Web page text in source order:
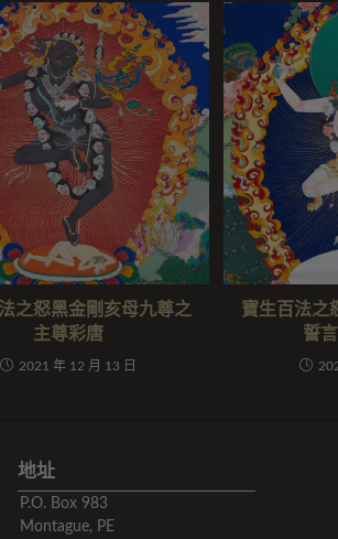
之怒黑金剛亥母九尊之
主尊彩唐
2021 年 12 月 13 日
寶生百法之
誓
地址
P.O. Box 983
Montague, PE